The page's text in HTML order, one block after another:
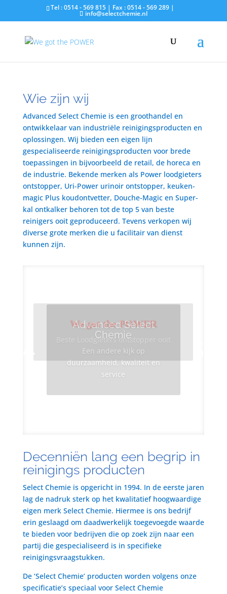
Tel : 0514 - 569 815 | Fax : 0514 - 569 289 |
info@selectchemie.nl
Wie zijn wij
Advanced Select Chemie is een groothandel en
ontwikkelaar van industriële reinigingsproducten en
oplossingen. Wij bieden een eigen lijn
gespecialiseerde reinigingsproducten voor brede
toepassingen in bijvoorbeeld de retail, de horeca en
de industrie. Bekende merken als Power loodgieters
ontstopper, Uri-Power urinoir ontstopper, keuken-
magic Plus koudontvetter, Douche-Magic en Super-
kal ontkalker behoren tot de top 5 van beste
reinigers ooit geproduceerd. Tevens verkopen wij
diverse grote merken die u facilitair van dienst
kunnen zijn.
Advanced Select
Chemie
Een andere kijk op
duurzaamheid, kwaliteit en
service
We got the POWER
Beste Loodgieters ontstopper ooit
Decenniën lang een begrip in
reinigings producten
Select Chemie is opgericht in 1994. In de eerste jaren
lag de nadruk sterk op het kwalitatief hoogwaardige
eigen merk Select Chemie. Hiermee is ons bedrijf
erin geslaagd om daadwerkelijk toegevoegde waarde
te bieden voor bedrijven die op zoek zijn naar een
partij die gespecialiseerd is in specifieke
reinigingsvraagstukken.
De ‘Select Chemie’ producten worden volgens onze
specificatie’s speciaal voor Select Chemie